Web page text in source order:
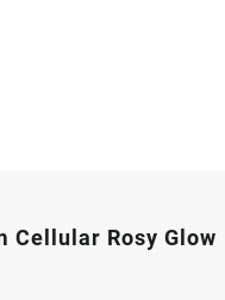
Cellular Rosy Glow